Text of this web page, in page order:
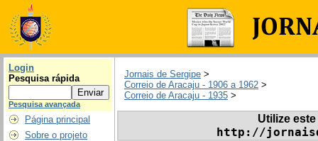
Login
Pesquisa rápida
Pesquisa avançada
Página principal
Sobre o projeto
Jornais de Sergipe >
Correio de Aracaju - 1906 a 1962 >
Correio de Aracaju - 1935 >
Utilize
http://